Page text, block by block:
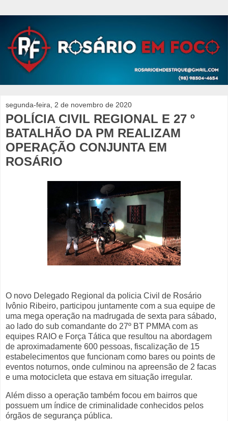
segunda-feira, 2 de novembro de 2020
POLÍCIA CIVIL REGIONAL E 27 º
BATALHÃO DA PM REALIZAM
OPERAÇÃO CONJUNTA EM
ROSÁRIO
O novo Delegado Regional da policia Civil de Rosário
Ivônio Ribeiro, participou juntamente com a sua equipe de
uma mega operação na madrugada de sexta para sábado,
ao lado do sub comandante do 27º BT PMMA com as
equipes RAIO e Força Tática que resultou na abordagem
de aproximadamente 600 pessoas, fiscalização de 15
estabelecimentos que funcionam como bares ou points de
eventos noturnos, onde culminou na apreensão de 2 facas
e uma motocicleta que estava em situação irregular.
Além disso a operação também focou em bairros que
possuem um índice de criminalidade conhecidos pelos
órgãos de segurança pública.